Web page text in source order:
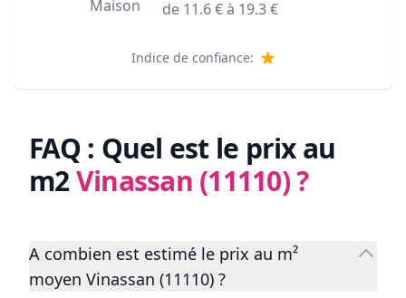
Maison de 11.6€ à 19.3€
Indice de confiance:
FAQ : Quel est le prix au
m2Vinassan (11110)?
A combien est estimé le prix au m²
moyen Vinassan (11110) ?